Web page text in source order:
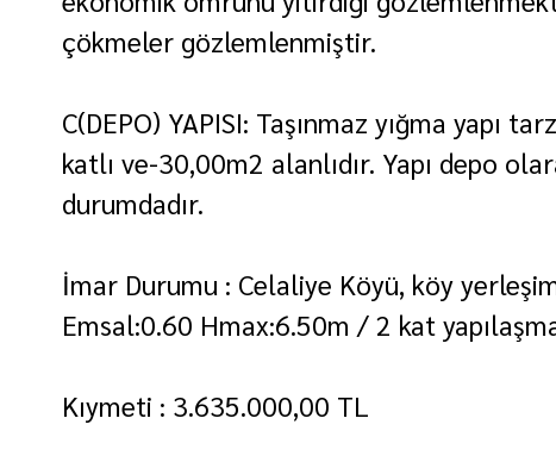
çökmeler gözlemlenmiştir.
C(DEPO) YAPISI: Taşınmaz yığma yapı
katlı ve-30,00m2 alanlıdır. Yapı depo
durumdadır.
İmar Durumu : Celaliye Köyü, köy
Emsal:0.60 Hmax:6.50m / 2 kat
Kıymeti : 3.635.000,00 TL